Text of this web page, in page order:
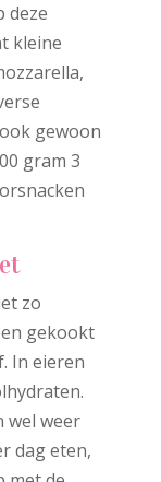
deze
kleine
gewoon
gram 3
zo
gekookt
In eieren
wel weer
dag eten,